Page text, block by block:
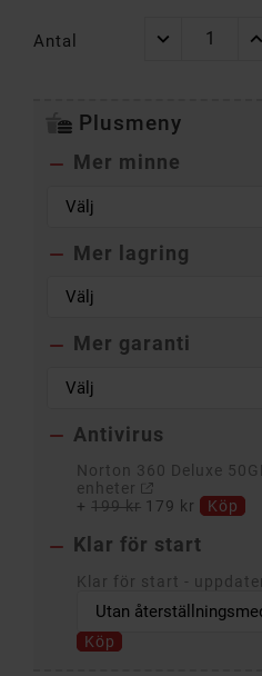
Antal
Plusmeny
 Mer minne
 Mer lagring
 Mer garanti
 Antivirus
Norton 360 Deluxe
enheter
+199 kr 179 kr Köp
 Klar för start
Klar för start -
Köp